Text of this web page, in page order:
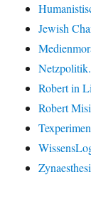
Jewish
Robert in
Robert